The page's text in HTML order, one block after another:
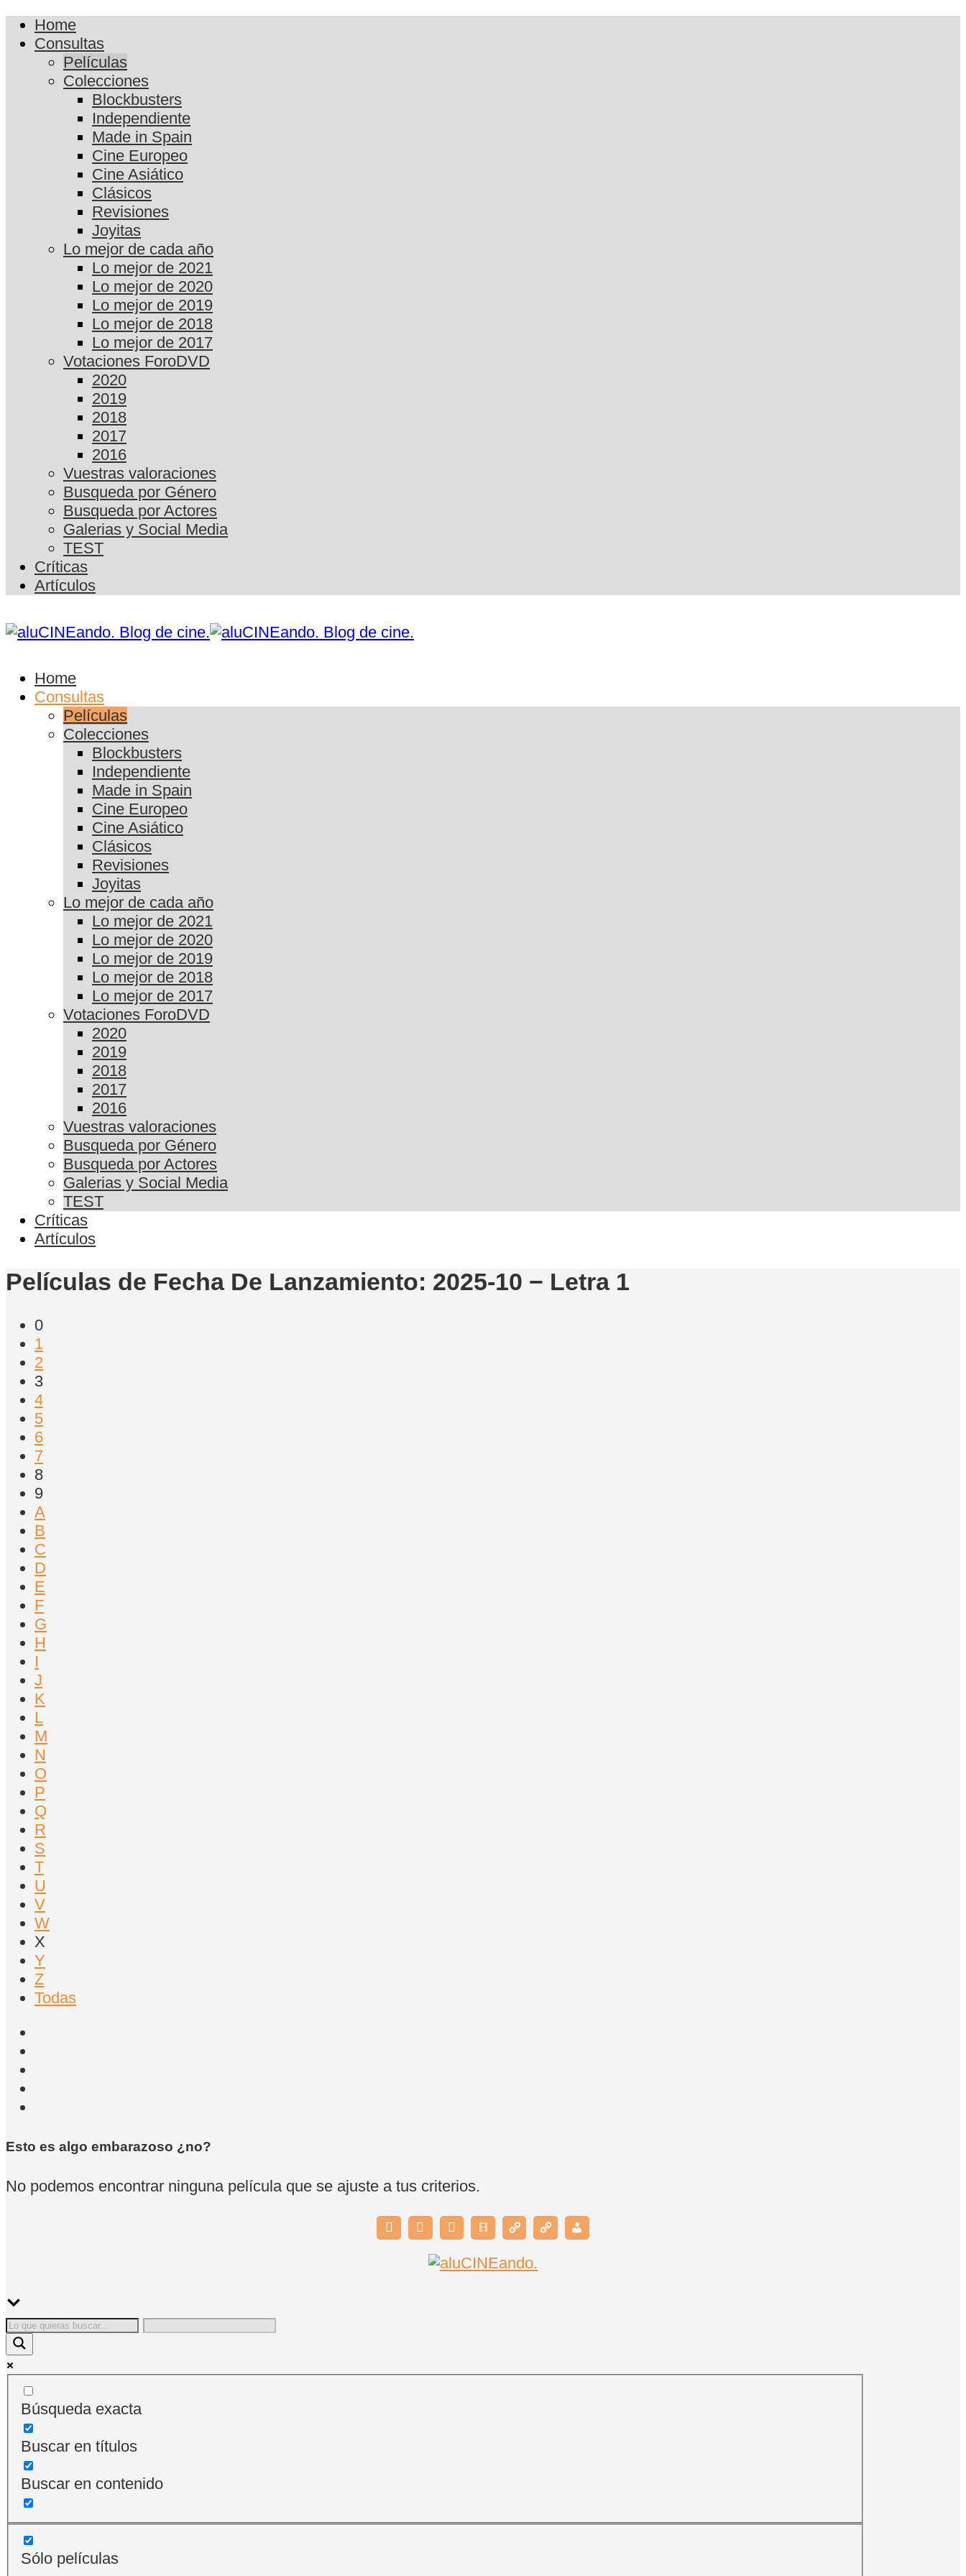
Home
Consultas
Películas
Colecciones
Blockbusters
Independiente
Made in Spain
Cine Europeo
Cine Asiático
Clásicos
Revisiones
Joyitas
Lo mejor de cada año
Lo mejor de 2021
Lo mejor de 2020
Lo mejor de 2019
Lo mejor de 2018
Lo mejor de 2017
Votaciones ForoDVD
2020
2019
2018
2017
2016
Vuestras valoraciones
Busqueda por Género
Busqueda por Actores
Galerias y Social Media
TEST
Críticas
Artículos
Home
Consultas
Películas
Colecciones
Blockbusters
Independiente
Made in Spain
Cine Europeo
Cine Asiático
Clásicos
Revisiones
Joyitas
Lo mejor de cada año
Lo mejor de 2021
Lo mejor de 2020
Lo mejor de 2019
Lo mejor de 2018
Lo mejor de 2017
Votaciones ForoDVD
2020
2019
2018
2017
2016
Vuestras valoraciones
Busqueda por Género
Busqueda por Actores
Galerias y Social Media
TEST
Críticas
Artículos
Películas de Fecha De Lanzamiento: 2025-10 − Letra 1
0
1
2
3
4
5
6
7
8
9
A
B
C
D
E
F
G
H
I
J
K
L
M
N
O
P
Q
R
S
T
U
V
W
X
Y
Z
Todas
Esto es algo embarazoso ¿no?
No podemos encontrar ninguna película que se ajuste a tus criterios.
Búsqueda exacta
Buscar en títulos
Buscar en contenido
Sólo películas